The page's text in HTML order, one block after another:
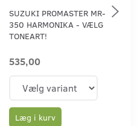
SUZUKI PROMASTER MR-
350 HARMONIKA - VÆLG
TONEART!
535,00
Læg i kurv